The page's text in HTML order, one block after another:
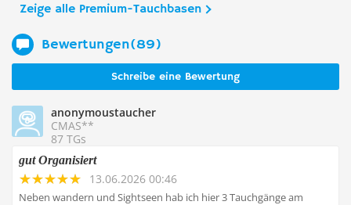
Zeige alle Premium-Tauchbasen
Bewertungen(89)
Schreibe eine Bewertung
anonymoustaucher
CMAS**
87 TGs
gut Organisiert
13.06.2026 00:46
Neben wandern und Sightseen hab ich hier 3 Tauchgänge am